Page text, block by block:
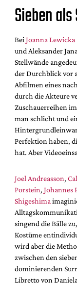
Sieben
Bei Joanna Lewicka
und Aleksander
Stellwände
der Durchblick vor
Abfilmen eines
durch die Akteure
Zuschauerreihen
man schlicht und
Perfektion haben,
hat. Aber
Joel Andreasson,
Porstein, Johannes
Shigeshima
singend die Bälle
Kostüme
wird aber die
zwischen den
dominierenden
Libretto von